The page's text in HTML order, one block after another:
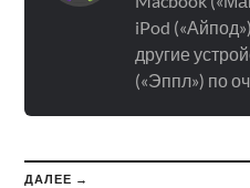
iPod
другие
(«Эппл») по
ДАЛЕЕ →